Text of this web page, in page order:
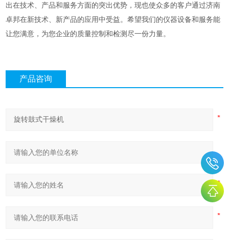
出在技术、产品和服务方面的突出优势，现也使众多的客户通过济南
卓邦在新技术、新产品的应用中受益。希望我们的仪器设备和服务能
让您满意，为您企业的质量控制和检测尽一份力量。
产品咨询